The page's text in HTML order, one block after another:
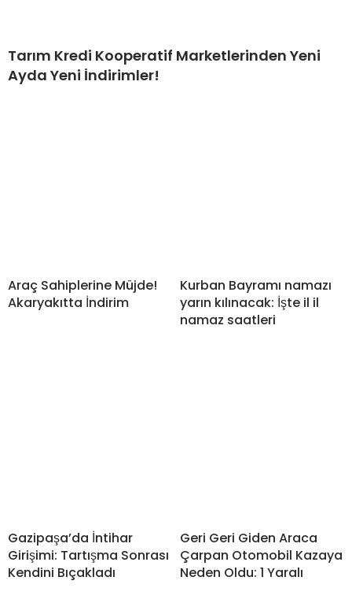
Tarım Kredi Kooperatif Marketlerinden Yeni
Ayda Yeni İndirimler!
Araç Sahiplerine Müjde!
Akaryakıtta İndirim
Kurban Bayramı namazı
yarın kılınacak: İşte il il
namaz saatleri
Gazipaşa’da İntihar
Girişimi: Tartışma Sonrası
Kendini Bıçakladı
Geri Geri Giden Araca
Çarpan Otomobil Kazaya
Neden Oldu: 1 Yaralı